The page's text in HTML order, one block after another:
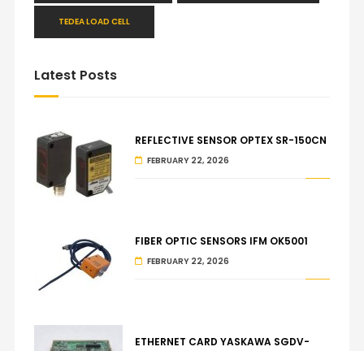
TEDEA LOAD CELL
Latest Posts
REFLECTIVE SENSOR OPTEX SR-150CN
FEBRUARY 22, 2026
FIBER OPTIC SENSORS IFM OK5001
FEBRUARY 22, 2026
ETHERNET CARD YASKAWA SGDV-